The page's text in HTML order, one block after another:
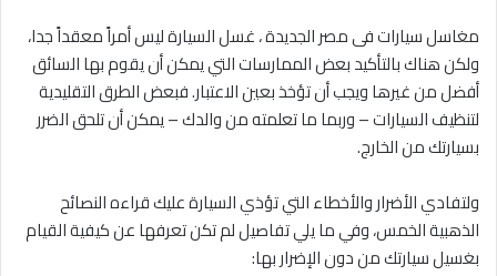
مغاسل سيارات فى مصر الجديدة ، غسل السيارة ليس أمراً معقداً جدا،
ولكن هناك بالتأكيد بعض الممارسات التي يمكن أن يقوم بها السائق
أفضل من غيرها ويجب أن تؤخذ بعين الاعتبار. فبعض الطرق التقليدية
لتنظيف السيارات – وربما ما تعلمته من والدك – يمكن أن تلحق الضرر
بسيارتك من الخارج.
ولتفادي الأضرار والأخطاء التي تؤذي السيارة عليك قراءه النصائح
الذهبية الخمس، وفي ما يلي تفاصيل لم تكن تعرفها عن كيفية القيام
بغسيل سيارتك من دون الإضرار بها: